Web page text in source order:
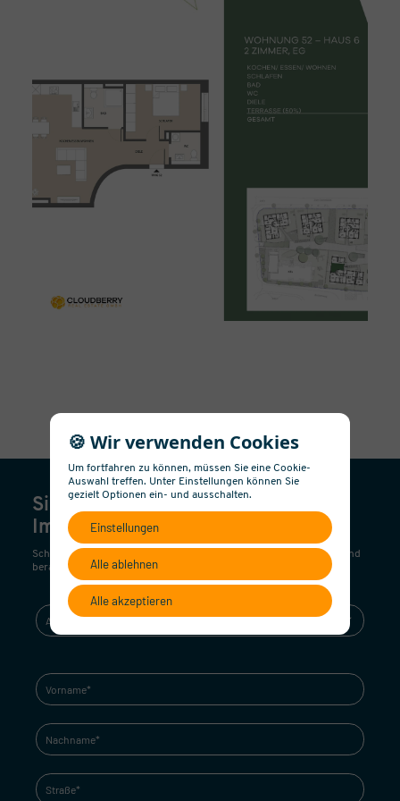
Sie interessieren sich für diese
Immobilie?
Schreiben Sie uns! Wir nehmen umgehend Kontakt mit Ihnen auf und
beraten Sie gerne!
🍪 Wir verwenden Cookies
Um fortfahren zu können, müssen Sie eine Cookie-
Auswahl treffen. Unter Einstellungen können Sie
gezielt Optionen ein- und ausschalten.
Einstellungen
Alle ablehnen
Alle akzeptieren